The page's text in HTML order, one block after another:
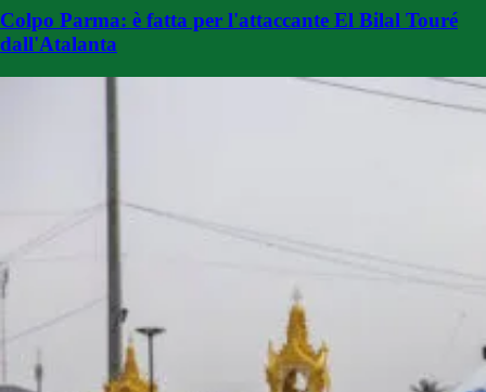
Colpo Parma: è fatta per l'attaccante El Bilal Touré
dall'Atalanta